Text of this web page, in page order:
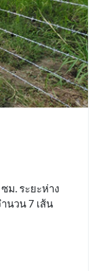
ม. ระยะห่าง
นวน 7 เส้น